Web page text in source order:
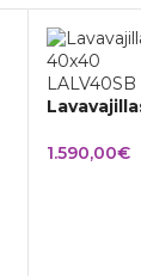
1.590,00€